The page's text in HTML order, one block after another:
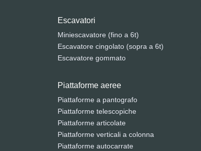
Escavatori
Miniescavatore (fino a 6t)
Escavatore cingolato (sopra a 6t)
Escavatore gommato
Piattaforme aeree
Piattaforme a pantografo
Piattaforme telescopiche
Piattaforme articolate
Piattaforme verticali a colonna
Piattaforme autocarrate